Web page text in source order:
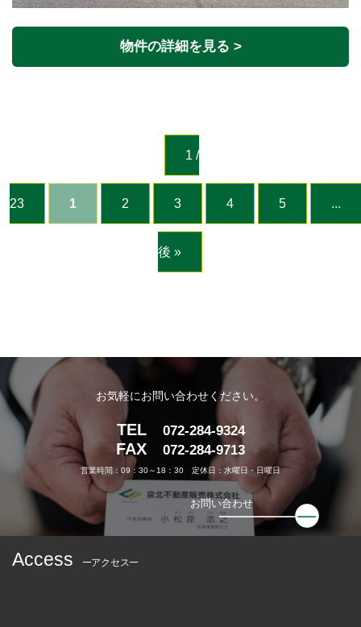
物件の詳細を見る >
1 /
23 1 2 3 4 5 ...
後 »
お気軽にお問い合わせください。
TEL 072-284-9324
FAX 072-284-9713
営業時間：09：30～18：30 定休日：水曜日・日曜日
お問い合わせ
Access アクセス